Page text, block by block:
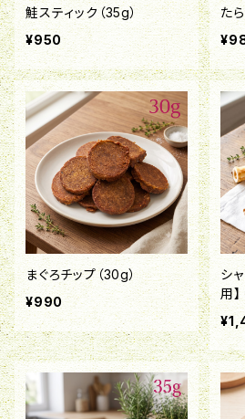
鮭スティック（35g）
¥950
た
まぐろチップ（30g）
¥990
シ
用】